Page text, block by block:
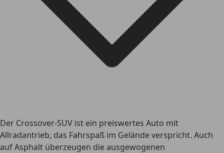
Der Crossover-SUV ist ein preiswertes Auto mit
Allradantrieb, das Fahrspaß im Gelände verspricht. Auch
auf Asphalt überzeugen die ausgewogenen